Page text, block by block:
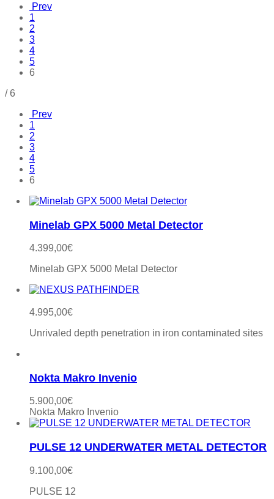
Prev
1
2
3
4
5
6
/ 6
Prev
1
2
3
4
5
6
Minelab GPX 5000 Metal Detector
4.399,00€
Minelab GPX 5000 Metal Detector
4.995,00€
Unrivaled depth penetration in iron contaminated sites
Nokta Makro Invenio
5.900,00€
Nokta Makro Invenio
PULSE 12 UNDERWATER METAL DETECTOR
9.100,00€
PULSE 12